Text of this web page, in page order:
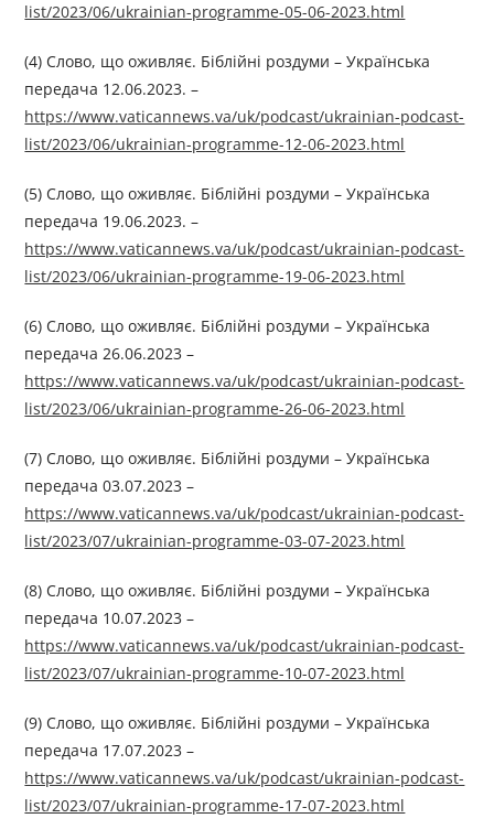
list/2023/06/ukrainian-programme-05-06-2023.html
(4) Слово, що оживляє. Біблійні роздуми – Українська
передача 12.06.2023. –
https://www.vaticannews.va/uk/podcast/ukrainian-podcast-
list/2023/06/ukrainian-programme-12-06-2023.html
(5) Слово, що оживляє. Біблійні роздуми – Українська
передача 19.06.2023. –
https://www.vaticannews.va/uk/podcast/ukrainian-podcast-
list/2023/06/ukrainian-programme-19-06-2023.html
(6) Слово, що оживляє. Біблійні роздуми – Українська
передача 26.06.2023 –
https://www.vaticannews.va/uk/podcast/ukrainian-podcast-
list/2023/06/ukrainian-programme-26-06-2023.html
(7) Слово, що оживляє. Біблійні роздуми – Українська
передача 03.07.2023 –
https://www.vaticannews.va/uk/podcast/ukrainian-podcast-
list/2023/07/ukrainian-programme-03-07-2023.html
(8) Слово, що оживляє. Біблійні роздуми – Українська
передача 10.07.2023 –
https://www.vaticannews.va/uk/podcast/ukrainian-podcast-
list/2023/07/ukrainian-programme-10-07-2023.html
(9) Слово, що оживляє. Біблійні роздуми – Українська
передача 17.07.2023 –
https://www.vaticannews.va/uk/podcast/ukrainian-podcast-
list/2023/07/ukrainian-programme-17-07-2023.html